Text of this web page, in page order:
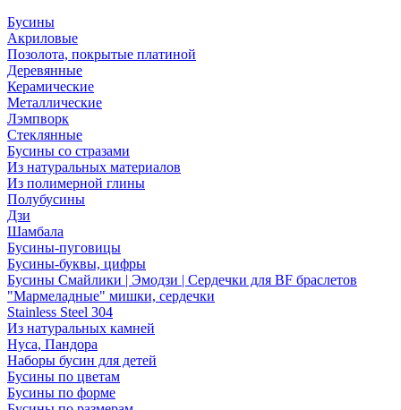
Бусины
Акриловые
Позолота, покрытые платиной
Деревянные
Керамические
Металлические
Лэмпворк
Стеклянные
Бусины со стразами
Из натуральных материалов
Из полимерной глины
Полубусины
Дзи
Шамбала
Бусины-пуговицы
Бусины-буквы, цифры
Бусины Смайлики | Эмодзи | Сердечки для BF браслетов
"Мармеладные" мишки, сердечки
Stainless Steel 304
Из натуральных камней
Нуса, Пандора
Наборы бусин для детей
Бусины по цветам
Бусины по форме